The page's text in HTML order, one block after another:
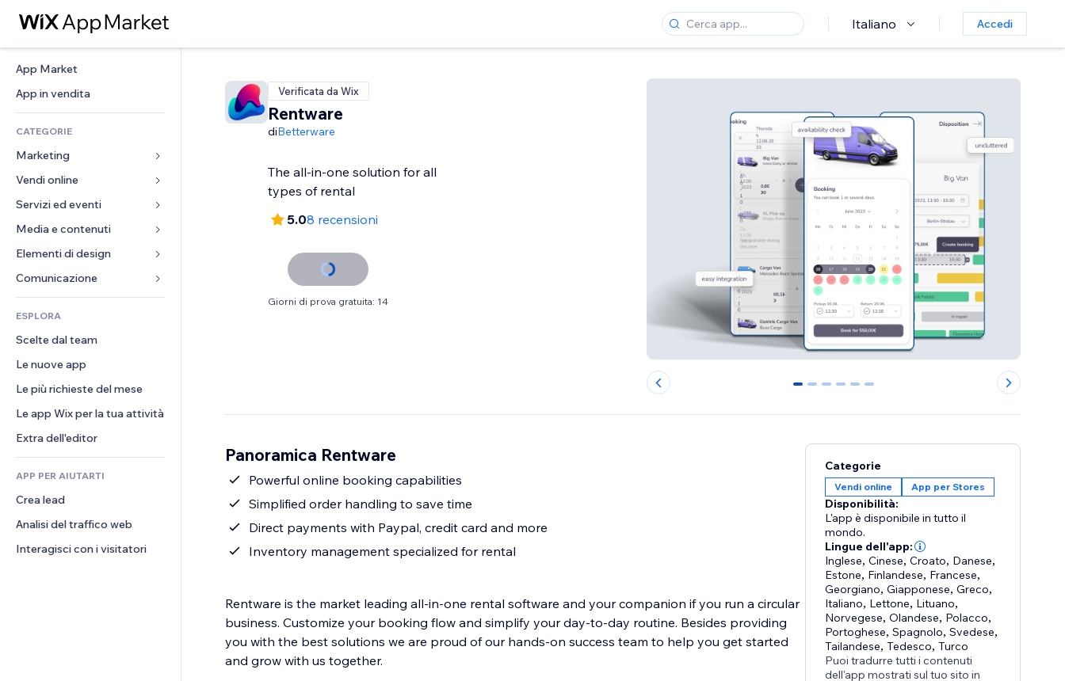
Italiano Accedi
App Market
App in vendita
CATEGORIE
Marketing
Inserzioni
Mobile
Dati analitici
Inserzioni sito
Email
Vendi online
App per Stores
Spedizione e consegna
Tasti Vendi
Amministrazione
Buoni e programmi fedeltà
Servizi ed eventi
Hotel
Eventi
Ristoranti
Immobiliare
Prenotazioni
Media e contenuti
Galleria
Musica
Podcast
Fotografia
Video
PDF
Condivisione file
Elementi di design
Mappe e navigazione
Privacy e sicurezza
Orologio
Template per pagine
Effetti immagine
Tasti e menu
Banner e badge
Calcolatrici
Cerca
Meteo
Grafici e tabelle
Moduli
Sondaggi
Chat
Commenti
Telefono
Community
Recensioni e testimonial
CRM
ESPLORA
Scelte dal team
Le nuove app
Le più richieste del mese
Le app Wix per la tua attività
Extra dell'editor
APP PER AIUTARTI
Crea lead
Analisi del traffico web
Interagisci con i visitatori
Verificata da Wix
Rentware
diBetterware
The all-in-one solution for all
types of rental
5.08 recensioni
Giorni di prova gratuita: 14
0 1 2 3 4 5
Panoramica Rentware
Powerful online booking capabilities
Simplified order handling to save time
Direct payments with Paypal, credit card and more
Inventory management specialized for rental
Rentware is the market leading all-in-one rental software and your companion if you run a circular
business. Customize your booking flow and simplify your day-to-day routine. Besides providing
you with the best solutions we are proud of our hands-on success team to help you get started
and grow with us together.
Categorie
Vendi online App per Stores
Disponibilità:
L'app è disponibile in tutto il
mondo.
Lingue dell'app:
Inglese,Cinese,Croato, Danese,
Estone, Finlandese, Francese,
Georgiano,Giapponese,Greco,
Italiano, Lettone, Lituano,
Norvegese,Olandese, Polacco,
Portoghese,Spagnolo,Svedese,
Tailandese,Tedesco,Turco
Puoi tradurre tutti i contenuti
dell'app mostrati sul tuo sito in